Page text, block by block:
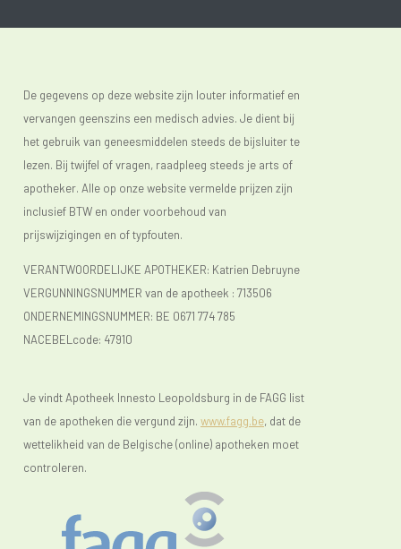
De gegevens op deze website zijn louter informatief en
vervangen geenszins een medisch advies. Je dient bij
het gebruik van geneesmiddelen steeds de bijsluiter te
lezen. Bij twijfel of vragen, raadpleeg steeds je arts of
apotheker. Alle op onze website vermelde prijzen zijn
inclusief BTW en onder voorbehoud van
prijswijzigingen en of typfouten.
VERANTWOORDELIJKE APOTHEKER: Katrien Debruyne
VERGUNNINGSNUMMER van de apotheek : 713506
ONDERNEMINGSNUMMER: BE 0671 774 785
NACEBELcode: 47910
Je vindt Apotheek Innesto Leopoldsburg in de FAGG list
van de apotheken die vergund zijn. www.fagg.be, dat de
wettelikheid van de Belgische (online) apotheken moet
controleren.